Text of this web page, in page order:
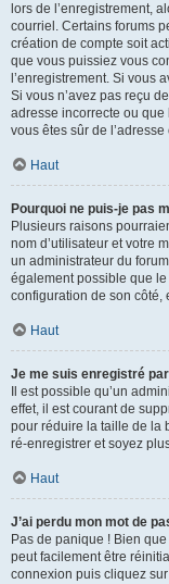
lors de l’enregistrement,
courriel. Certains forums
création de compte soit
que vous puissiez vous
l’enregistrement. Si vous
Si vous n’avez pas reçu
adresse incorrecte ou que
vous êtes sûr de
Haut
Pourquoi ne puis-je pas
Plusieurs raisons
nom d’utilisateur et votre
un administrateur du
également possible que
configuration de son côté,
Haut
Je me suis enregistré
Il est possible qu’un
effet, il est courant de
pour réduire la taille de la
ré-enregistrer et soyez
Haut
J’ai perdu mon mot de
Pas de panique ! Bien
peut facilement être
connexion puis cliquez sur